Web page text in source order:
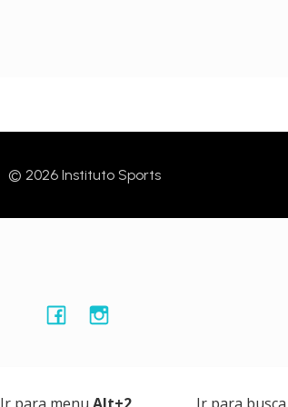
Ir para menu Alt+2 Ir para
© 2026 Instituto Sports